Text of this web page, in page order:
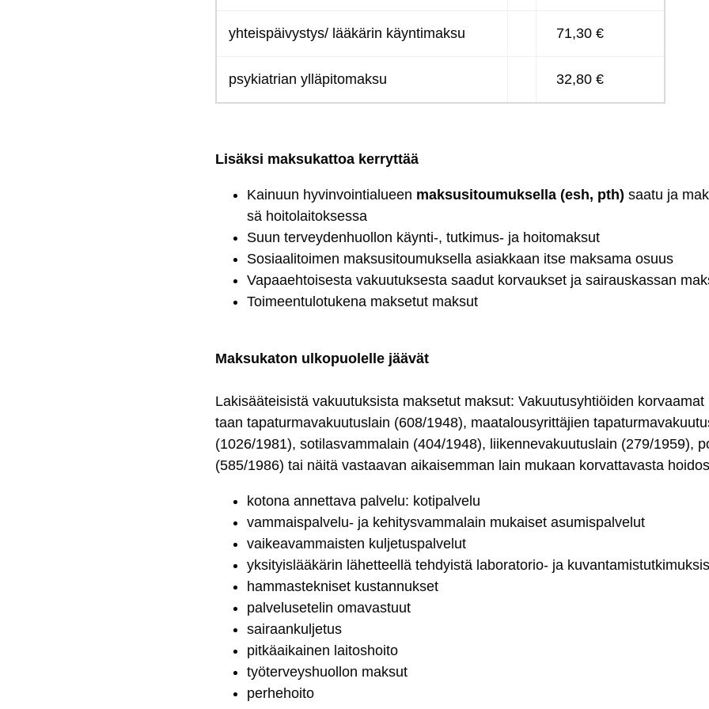
yh­teis­päi­vys­tys/ lää­kä­rin käyn­ti­mak­su 71,30 €
psy­kiat­rian yl­lä­pi­to­mak­su 32,80 €
Li­säk­si mak­su­kat­toa ker­ryt­tää
Kai­nuun hy­vin­voin­tia­lueen mak­su­si­tou­muk­sel­la (esh, pth) saa­tu ja
sä hoi­to­lai­tok­ses­sa
Suun ter­vey­den­huol­lon käyn­ti-, tut­ki­mus- ja hoi­to­mak­sut
So­siaa­li­toi­men mak­su­si­tou­muk­sel­la asiak­kaan it­se mak­sa­ma osuus
Va­paaeh­toi­ses­ta va­kuu­tuk­ses­ta saa­dut kor­vauk­set ja sai­raus­kas­san
Toi­meen­tu­lo­tu­ke­na mak­se­tut mak­sut
Mak­su­ka­ton ul­ko­puo­lel­le jää­vät
La­ki­sää­tei­sis­tä va­kuu­tuk­sis­ta mak­se­tut mak­sut: Va­kuu­tu­syh­tiöi­den
taan ta­pa­tur­ma­va­kuu­tus­lain (608/1948), maa­ta­lou­sy­rit­tä­jien
(1026/1981), so­ti­las­vam­ma­lain (404/1948), lii­ken­ne­va­kuu­tus­lain (279/1959),
(585/1986) tai näi­tä vas­taa­van ai­kai­sem­man lain mu­kaan kor­vat­ta­vas­ta
ko­to­na an­net­ta­va pal­ve­lu: ko­ti­pal­ve­lu
vam­mais­pal­ve­lu- ja ke­hi­tys­vam­ma­lain mu­kai­set asu­mis­pal­ve­lut
vai­kea­vam­mais­ten kul­je­tus­pal­ve­lut
yk­si­tyis­lää­kä­rin lä­het­teel­lä teh­dyis­tä la­bo­ra­to­rio- ja
ham­mas­tek­ni­set kus­tan­nuk­set
pal­ve­lu­se­te­lin oma­vas­tuut
sai­raan­kul­je­tus
pit­käai­kai­nen lai­tos­hoi­to
työ­ter­veys­huol­lon mak­sut
per­he­hoi­to